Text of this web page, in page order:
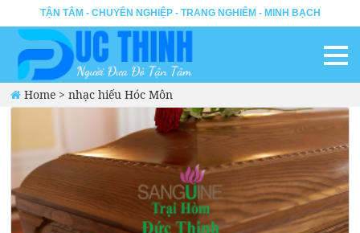
TẬN TÂM - CHUYÊN NGHIỆP - TRANG NGHIÊM - MINH BẠCH
Home >nhạc hiếu Hóc Môn